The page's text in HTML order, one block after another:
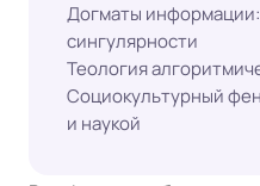
Догматы
сингулярности
Теология
Социокультурный
и наукой